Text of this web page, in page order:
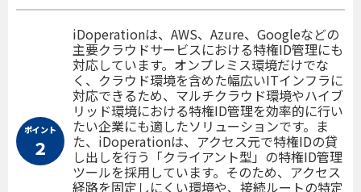
ポイント
２
iDoperationは、AWS、Azure、Googleなどの
主要クラウドサービスにおける特権ID管理にも
対応しています。オンプレミス環境だけでな
く、クラウド環境を含めた幅広いITインフラに
対応できるため、マルチクラウド環境やハイブ
リッド環境における特権ID管理を効率的に行い
たい企業にも適したソリューションです。ま
た、iDoperationは、アクセス元で特権IDの貸
し出しを行う「クライアント型」の特権ID管理
ツールを採用しています。そのため、アクセス
経路を固定しにくい環境や、接続ルートの特定